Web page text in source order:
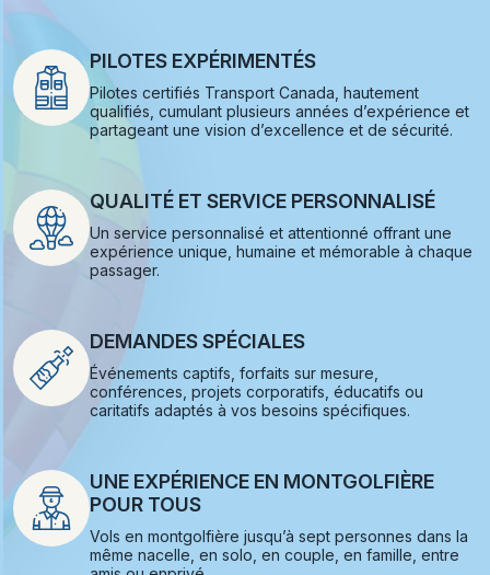
PILOTES EXPÉRIMENTÉS
Pilotes certifiés Transport Canada, hautement
qualifiés, cumulant plusieurs années d’expérience et
partageant une vision d’excellence et de sécurité.
QUALITÉ ET SERVICE PERSONNALISÉ
Un service personnalisé et attentionné offrant une
expérience unique, humaine et mémorable à chaque
passager.
DEMANDES SPÉCIALES
Événements captifs, forfaits sur mesure,
conférences, projets corporatifs, éducatifs ou
caritatifs adaptés à vos besoins spécifiques.
UNE EXPÉRIENCE EN MONTGOLFIÈRE
POUR TOUS
Vols en montgolfière jusqu’à sept personnes dans la
même nacelle, en solo, en couple, en famille, entre